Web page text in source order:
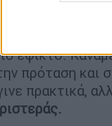
που θα
εφικτό.
πρόταση και
πρακτικά,